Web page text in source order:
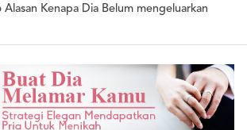
Alasan Kenapa Dia Belum mengeluarkan